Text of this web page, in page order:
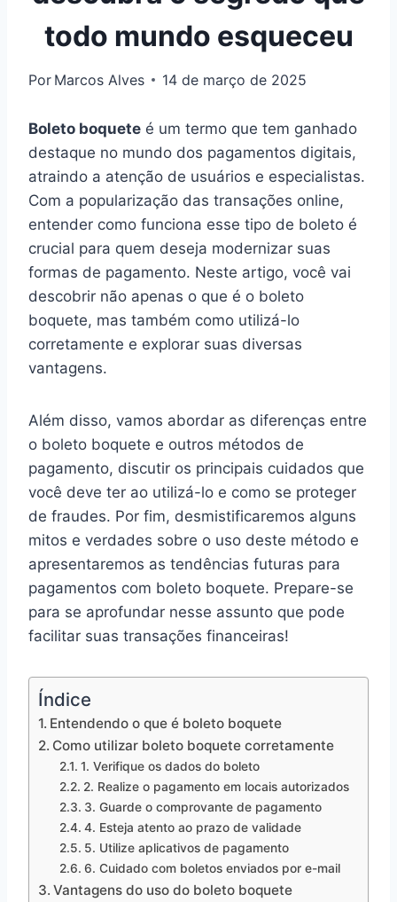
todo mundo esqueceu
Por Marcos Alves 14 de março de 2025
Boleto boquete é um termo que tem ganhado
destaque no mundo dos pagamentos digitais,
atraindo a atenção de usuários e especialistas.
Com a popularização das transações online,
entender como funciona esse tipo de boleto é
crucial para quem deseja modernizar suas
formas de pagamento. Neste artigo, você vai
descobrir não apenas o que é o boleto
boquete, mas também como utilizá-lo
corretamente e explorar suas diversas
vantagens.
Além disso, vamos abordar as diferenças entre
o boleto boquete e outros métodos de
pagamento, discutir os principais cuidados que
você deve ter ao utilizá-lo e como se proteger
de fraudes. Por fim, desmistificaremos alguns
mitos e verdades sobre o uso deste método e
apresentaremos as tendências futuras para
pagamentos com boleto boquete. Prepare-se
para se aprofundar nesse assunto que pode
facilitar suas transações financeiras!
Índice
Entendendo o que é boleto boquete
Como utilizar boleto boquete corretamente
1. Verifique os dados do boleto
2. Realize o pagamento em locais autorizados
3. Guarde o comprovante de pagamento
4. Esteja atento ao prazo de validade
5. Utilize aplicativos de pagamento
6. Cuidado com boletos enviados por e-mail
Vantagens do uso do boleto boquete